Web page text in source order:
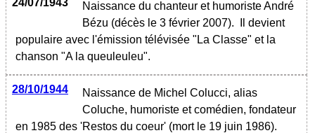
24/07/1943
Naissance du chanteur et humoriste André
Bézu (décès le 3 février 2007). Il devient
populaire avec l'émission télévisée "La Classe" et la
chanson "A la queuleuleu".
28/10/1944
Naissance de Michel Colucci, alias
Coluche, humoriste et comédien, fondateur
en 1985 des 'Restos du coeur' (mort le 19 juin 1986).